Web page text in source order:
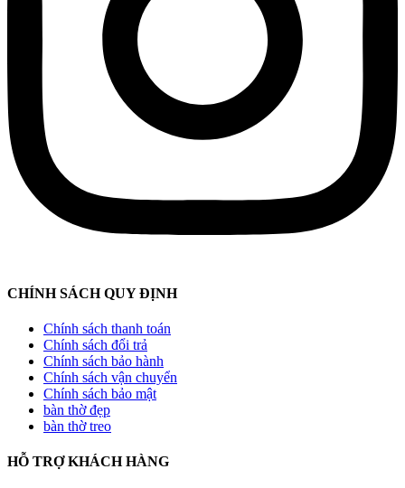
CHÍNH SÁCH QUY ĐỊNH
Chính sách thanh toán
Chính sách đổi trả
Chính sách bảo hành
Chính sách vận chuyển
Chính sách bảo mật
bàn thờ đẹp
bàn thờ treo
HỖ TRỢ KHÁCH HÀNG